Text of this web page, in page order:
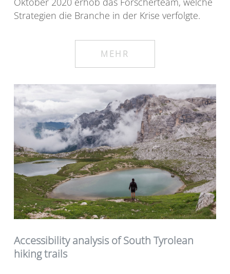
Strategien die Branche in der Krise verfolgte.
MEHR
Accessibility analysis of South Tyrolean
hiking trails